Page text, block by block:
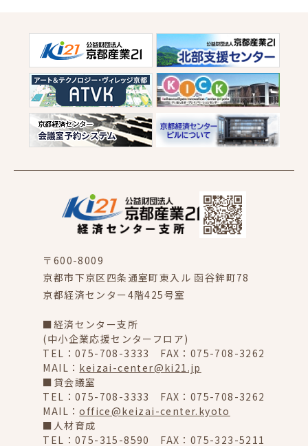
〒600-8009
京都市下京区四条通室町東入ル 函谷鉾町78
京都経済センター4階425号室
■経済センター支所
(中小企業応援センターフロア)
TEL：075-708-3333 FAX：075-708-3262
MAIL： keizai-center@ki21.jp
■貸会議室
TEL：075-708-3333 FAX：075-708-3262
MAIL：office@keizai-center.kyoto
■人材育成
TEL：075-315-8590 FAX：075-323-5211